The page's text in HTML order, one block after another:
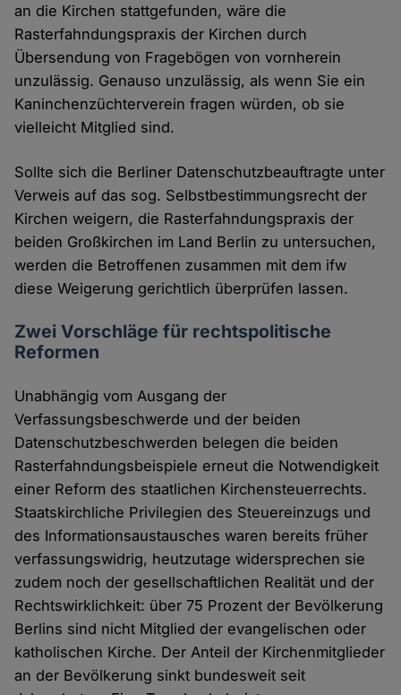
an die Kirchen stattgefunden, wäre die
Rasterfahndungspraxis der Kirchen durch
Übersendung von Fragebögen von vornherein
unzulässig. Genauso unzulässig, als wenn Sie ein
Kaninchenzüchterverein fragen würden, ob sie
vielleicht Mitglied sind.
Sollte sich die Berliner Datenschutzbeauftragte unter
Verweis auf das sog. Selbstbestimmungsrecht der
Kirchen weigern, die Rasterfahndungspraxis der
beiden Großkirchen im Land Berlin zu untersuchen,
werden die Betroffenen zusammen mit dem ifw
diese Weigerung gerichtlich überprüfen lassen.
Zwei Vorschläge für rechtspolitische
Reformen
Unabhängig vom Ausgang der
Verfassungsbeschwerde und der beiden
Datenschutzbeschwerden belegen die beiden
Rasterfahndungsbeispiele erneut die Notwendigkeit
einer Reform des staatlichen Kirchensteuerrechts.
Staatskirchliche Privilegien des Steuereinzugs und
des Informationsaustausches waren bereits früher
verfassungswidrig, heutzutage widersprechen sie
zudem noch der gesellschaftlichen Realität und der
Rechtswirklichkeit: über 75 Prozent der Bevölkerung
Berlins sind nicht Mitglied der evangelischen oder
katholischen Kirche. Der Anteil der Kirchenmitglieder
an der Bevölkerung sinkt bundesweit seit